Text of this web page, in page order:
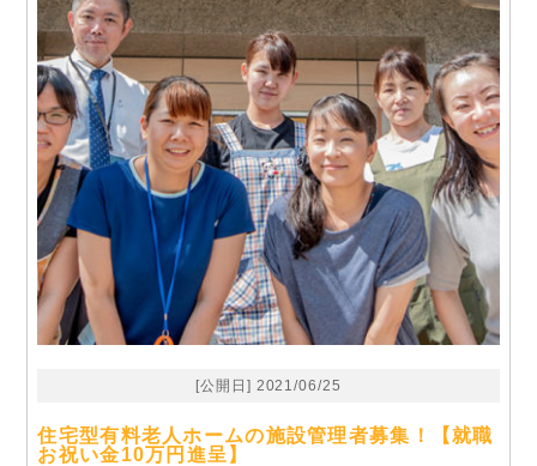
[公開日] 2021/06/25
住宅型有料老人ホームの施設管理者募集！【就職
お祝い金10万円進呈】